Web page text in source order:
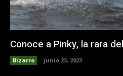
Conoce a Pinky, la rara
Bizarro junio 23, 2023